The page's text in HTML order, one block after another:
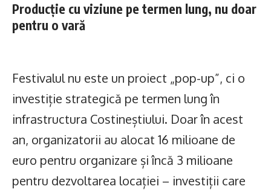
Producție cu viziune pe termen lung, nu doar
pentru o vară
Festivalul nu este un proiect „pop-up”, ci o
investiție strategică pe termen lung în
infrastructura Costineștiului. Doar în acest
an, organizatorii au alocat 16 milioane de
euro pentru organizare și încă 3 milioane
pentru dezvoltarea locației – investiții care